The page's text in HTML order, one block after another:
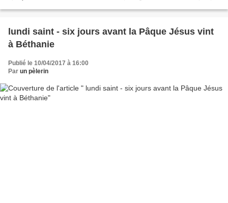
lundi saint - six jours avant la Pâque Jésus vint
à Béthanie
Publié le 10/04/2017 à 16:00
Par un pèlerin